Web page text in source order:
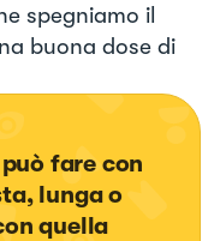
spegniamo il
buona dose di
fare con
lunga o
quella